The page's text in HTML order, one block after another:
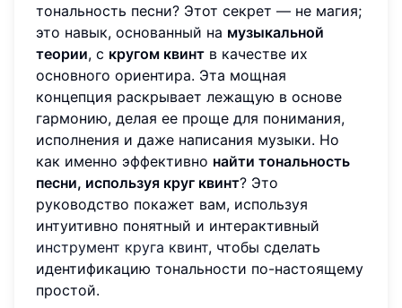
тональность песни? Этот секрет — не магия;
это навык, основанный на музыкальной
теории, с кругом квинт в качестве их
основного ориентира. Эта мощная
концепция раскрывает лежащую в основе
гармонию, делая ее проще для понимания,
исполнения и даже написания музыки. Но
как именно эффективно найти тональность
песни, используя круг квинт? Это
руководство покажет вам, используя
интуитивно понятный и интерактивный
инструмент круга квинт, чтобы сделать
идентификацию тональности по-настоящему
простой.